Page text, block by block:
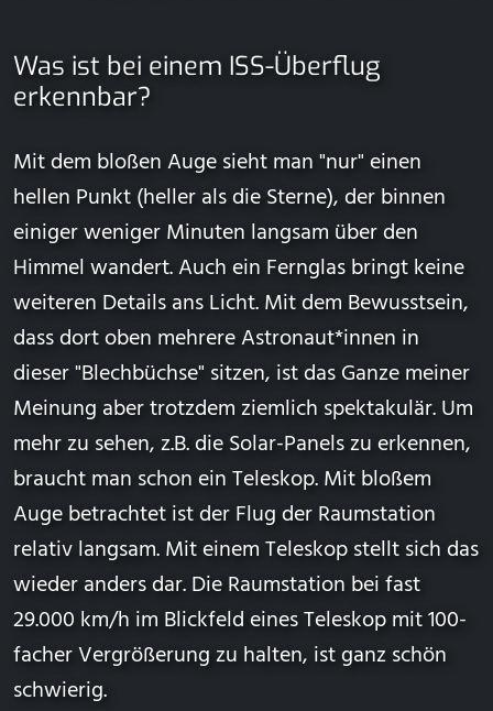
Was ist bei einem ISS-Überflug
erkennbar?
Mit dem bloßen Auge sieht man "nur" einen
hellen Punkt (heller als die Sterne), der binnen
einiger weniger Minuten langsam über den
Himmel wandert. Auch ein Fernglas bringt keine
weiteren Details ans Licht. Mit dem Bewusstsein,
dass dort oben mehrere Astronaut*innen in
dieser "Blechbüchse" sitzen, ist das Ganze meiner
Meinung aber trotzdem ziemlich spektakulär. Um
mehr zu sehen, z.B. die Solar-Panels zu erkennen,
braucht man schon ein Teleskop. Mit bloßem
Auge betrachtet ist der Flug der Raumstation
relativ langsam. Mit einem Teleskop stellt sich das
wieder anders dar. Die Raumstation bei fast
29.000 km/h im Blickfeld eines Teleskop mit 100-
facher Vergrößerung zu halten, ist ganz schön
schwierig.